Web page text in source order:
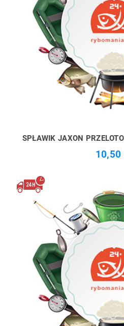
SPŁAWIK JAXON
10,50